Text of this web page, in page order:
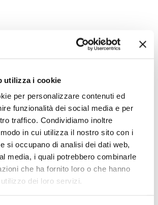
utilizza i cookie
per personalizzare contenuti ed
funzionalità dei social media e per
traffico. Condividiamo inoltre
in cui utilizza il nostro sito con i
si occupano di analisi dei dati web,
media, i quali potrebbero combinarle
che ha fornito loro o che hanno
dei loro servizi.
Aggiungi alla Wish List
Stampa
Termoarredo Elettrico